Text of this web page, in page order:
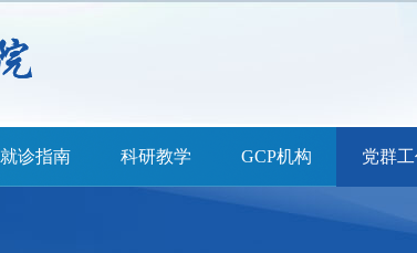
就诊指南 科研教学 GCP机构 党群